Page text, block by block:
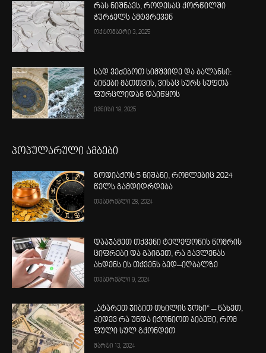
რას ნიშნავს, როდესაც ქორწილში
ჭურჭელს ამტვრევენ
ოქტომბერი 3, 2025
სად ვეძებოთ სიმშვიდე და ბალანსი:
ბინები მათთვის, ვისაც სურს სუფთა
ფურცლიდან დაიწყოს
ივნისი 18, 2025
პოპულარული ამბები
ზოდიაქოს 5 ნიშანი, რომლებიც 2024
წელს გამდიდრდება
თებერვალი 28, 2024
დააჯამეთ თქვენი ტელეფონის ნომრის
ციფრები და გაიგეთ, რა გავლენას
ახდენს ის თქვენს ბედ–იღბალზე
თებერვალი 9, 2024
„ატარეთ ჯიბით თხილის ჯოხი“ – ნახეთ,
კიდევ რა უნდა იქონიოთ ჯიბეში, რომ
ფული სულ გქონდეთ
მარტი 13, 2024